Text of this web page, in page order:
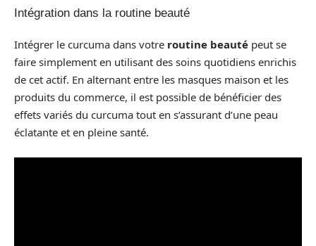
Intégration dans la routine beauté
Intégrer le curcuma dans votre routine beauté peut se
faire simplement en utilisant des soins quotidiens enrichis
de cet actif. En alternant entre les masques maison et les
produits du commerce, il est possible de bénéficier des
effets variés du curcuma tout en s’assurant d’une peau
éclatante et en pleine santé.